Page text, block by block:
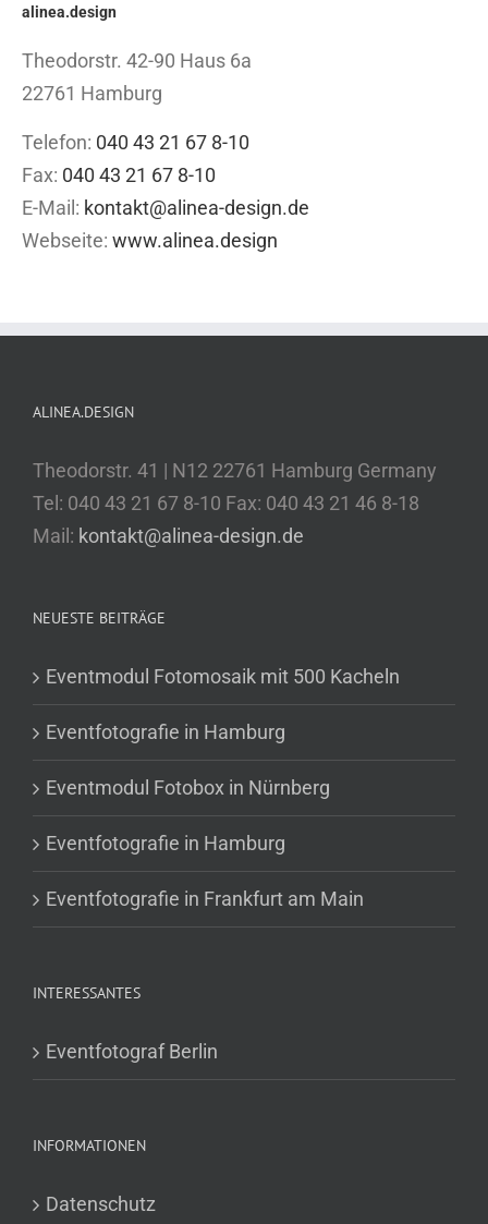
alinea.design
Theodorstr. 42-90 Haus 6a
22761 Hamburg
Telefon: 040 43 21 67 8-10
Fax: 040 43 21 67 8-10
E-Mail: kontakt@alinea-design.de
Webseite: www.alinea.design
ALINEA.DESIGN
Theodorstr. 41 | N12 22761 Hamburg Germany
Tel: 040 43 21 67 8-10 Fax: 040 43 21 46 8-18
Mail: kontakt@alinea-design.de
NEUESTE BEITRÄGE
Eventmodul Fotomosaik mit 500 Kacheln
Eventfotografie in Hamburg
Eventmodul Fotobox in Nürnberg
Eventfotografie in Hamburg
Eventfotografie in Frankfurt am Main
INTERESSANTES
Eventfotograf Berlin
INFORMATIONEN
Datenschutz